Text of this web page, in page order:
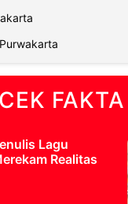
CEK FAKTA
Lagu
Realitas